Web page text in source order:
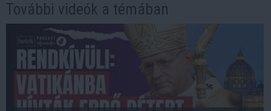
További videók a témában